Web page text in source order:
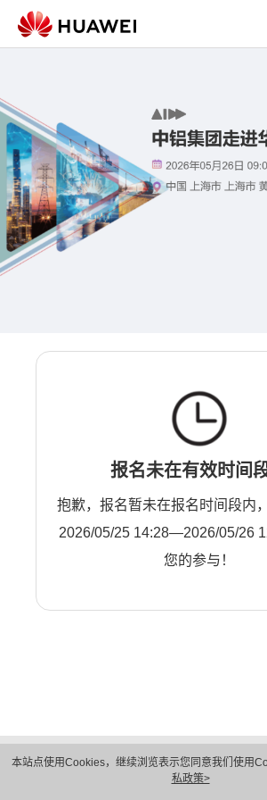
本站点使用Cookies，继续浏览表示您同意我们使用
私政策>
报名未在有效时间
抱歉，报名暂未在报名时间段内
2026/05/25 14:28—2026/05/26
您的参与！
隐私保护
法律声明